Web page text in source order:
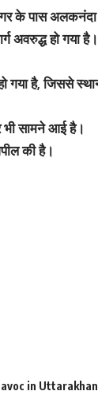
के पासअलकनंदा
अवरुद्धहो गया
गया है, जिससे
सामने आई है।
की है।
in